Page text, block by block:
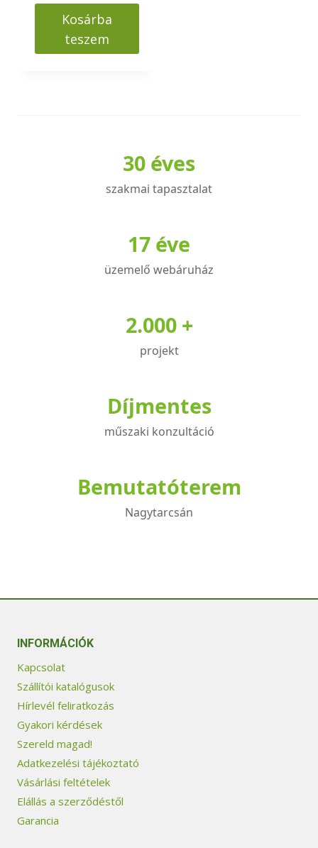
was:
44000 Ft.
is:
Kosárba
teszem
30 éves
szakmai tapasztalat
17 éve
üzemelő webáruház
2.000 +
projekt
Díjmentes
műszaki konzultáció
Bemutatóterem
Nagytarcsán
INFORMÁCIÓK
Kapcsolat
Szállítói katalógusok
Hírlevél feliratkozás
Gyakori kérdések
Szereld magad!
Adatkezelési tájékoztató
Vásárlási feltételek
Elállás a szerződéstől
Garancia